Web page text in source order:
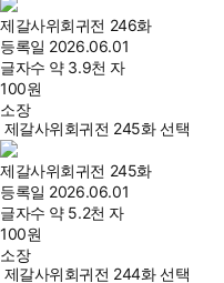
제갈사위회귀전 246화
등록일 2026.06.01
글자수 약 3.9천 자
100원
소장
제갈사위회귀전 245화 선택
제갈사위회귀전 245화
등록일 2026.06.01
글자수 약 5.2천 자
100원
소장
제갈사위회귀전 244화 선택